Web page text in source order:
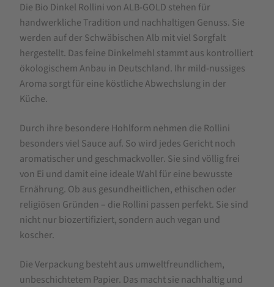
ALB-
GOLD
Bio
Dinkel
Rollini
500
g
Die Bio Dinkel Rollini von ALB-GOLD stehen für
handwerkliche Tradition und nachhaltigen Genuss. Sie
werden auf der Schwäbischen Alb mit viel Sorgfalt
hergestellt. Das feine Dinkelmehl stammt aus kontrolliert
ökologischem Anbau in Deutschland. Ihr mild-nussiges
Aroma sorgt für eine köstliche Abwechslung in der
Küche.
Durch ihre besondere Hohlform nehmen die Rollini
besonders viel Sauce auf. So wird jedes Gericht noch
aromatischer und geschmackvoller. Sie sind völlig frei
von Ei und damit eine ideale Wahl für eine bewusste
Ernährung. Ob aus gesundheitlichen, ethischen oder
religiösen Gründen – die Rollini passen perfekt. Sie sind
nicht nur biozertifiziert, sondern auch vegan und
koscher.
Die Verpackung besteht aus umweltfreundlichem,
unbeschichtetem Papier. Das macht sie nachhaltig und